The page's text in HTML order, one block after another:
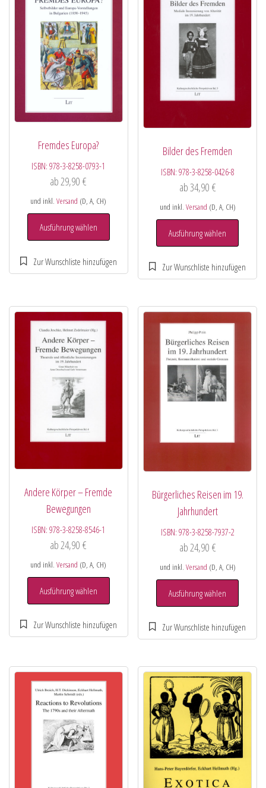
Fremdes Europa?
ISBN:978-3-8258-0793-1
ab29,90€
und inkl.Versand (D, A, CH)
Ausführung wählen
Bilder des Fremden
ISBN: 978-3-8258-0426-8
ab34,90 €
und inkl. Versand (D, A, CH)
Ausführung wählen
Andere Körper – Fremde
Bewegungen
ISBN:978-3-8258-8546-1
ab 24,90€
und inkl.Versand (D, A, CH)
Ausführung wählen
Bürgerliches Reisen im 19.
Jahrhundert
ISBN: 978-3-8258-7937-2
ab 24,90 €
und inkl. Versand (D, A, CH)
Ausführung wählen